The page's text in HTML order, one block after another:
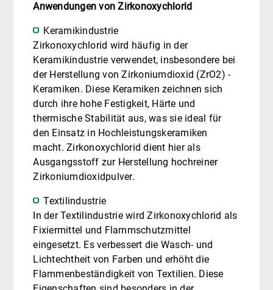
Anwendungen von Zirkonoxychlorid
Keramikindustrie
Zirkonoxychlorid wird häufig in der
Keramikindustrie verwendet, insbesondere bei
der Herstellung von Zirkoniumdioxid (ZrO2) -
Keramiken. Diese Keramiken zeichnen sich
durch ihre hohe Festigkeit, Härte und
thermische Stabilität aus, was sie ideal für
den Einsatz in Hochleistungskeramiken
macht. Zirkonoxychlorid dient hier als
Ausgangsstoff zur Herstellung hochreiner
Zirkoniumdioxidpulver.
Textilindustrie
In der Textilindustrie wird Zirkonoxychlorid als
Fixiermittel und Flammschutzmittel
eingesetzt. Es verbessert die Wasch- und
Lichtechtheit von Farben und erhöht die
Flammenbeständigkeit von Textilien. Diese